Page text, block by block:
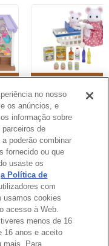
Topo da Página
no nosso
os anúncios, e
informação sobre
de
poderão combinar
fornecido ou que
usaste os
a Política de
com
usamos cookies
acesso à Web.
menos de 16
16 anos e aceito
mais. Para